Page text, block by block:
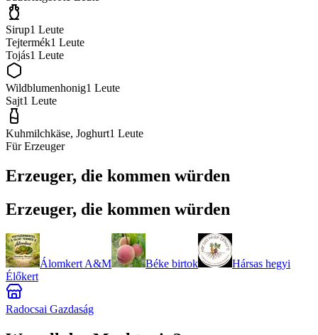
Sirup1 Leute
Tejtermék1 Leute
Tojás1 Leute
Wildblumenhonig1 Leute
Sajt1 Leute
Kuhmilchkäse, Joghurt1 Leute
Für Erzeuger
Erzeuger, die kommen würden
Erzeuger, die kommen würden
Álomkert A&M Béke birtok
Hársas hegyi
Élőkert
Radocsai Gazdaság